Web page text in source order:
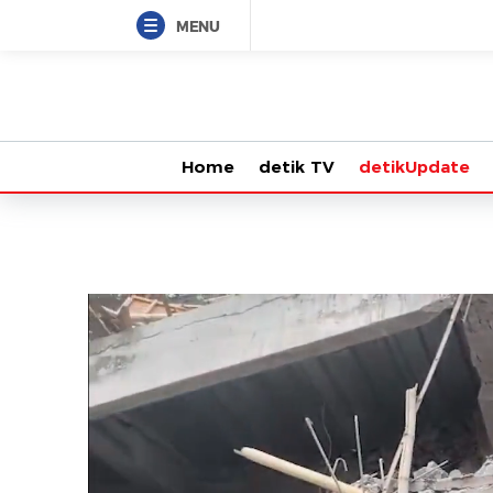
MENU
Home detik TV detikUpdate